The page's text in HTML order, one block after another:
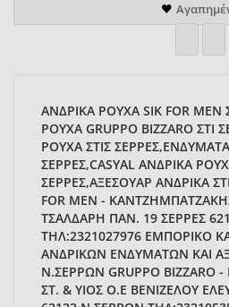
ΑΝΔΡΙΚΑ ΡΟΥΧΑ SIK FOR MEN
ΡΟΥΧΑ GRUPPO BIZZARO ΣΤΙ
ΡΟΥΧΑ ΣΤΙΣ
ΣΕΡΡΕΣ,CASYAL ΑΝΔΡΙΚΑ
ΣΕΡΡΕΣ,ΑΞΕΣΟΥΑΡ ΑΝΔΡΙΚΑ
FOR MEN -
ΤΣΑΛΔΑΡΗ ΠΑΝ. 19 ΣΕΡΡΕΣ
ΤΗΛ:2321027976 ΕΜΠΟΡΙΚΟ
ΑΝΔΡΙΚΩΝ ΕΝΔΥΜΑΤΩΝ ΚΑΙ
Ν.ΣΕΡΡΩΝ GRUPPO
ΣΤ. & ΥΙΟΣ Ο.Ε ΒΕΝΙΖΕΛΟΥ